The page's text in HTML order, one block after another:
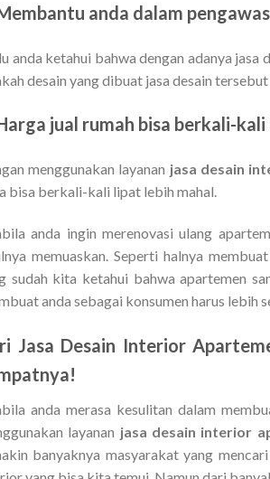
anda dalam
anda ketahui bahwa dengan adanya
desain yang dibuat jasa desain
jual rumah bisa berkali-kali
menggunakan layanan jasa desain
bisa berkali-kali lipat lebih mahal.
anda ingin merenovasi ulang
memuaskan. Seperti halnya
sudah kita ketahui bahwa apartemen
anda sebagai konsumen harus
Jasa Desain Interior
anda merasa kesulitan dalam
layanan jasa desain interior
banyaknya masyarakat yang